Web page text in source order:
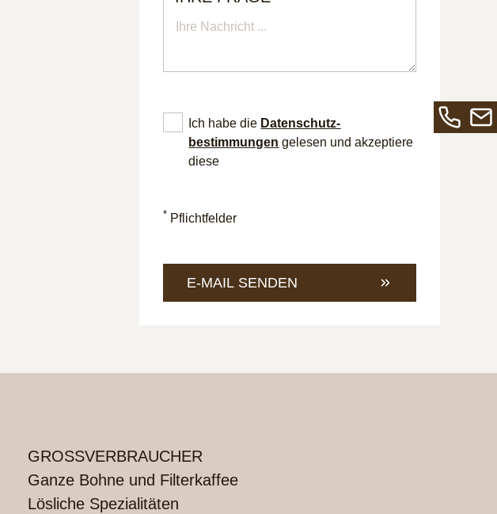
Ich habe die Datenschutz­
bestimmungen gelesen und akzeptiere
diese
* Pflichtfelder
E-MAIL SENDEN
GROSSVERBRAUCHER
Ganze Bohne und Filterkaffee
Lösliche Spezialitäten